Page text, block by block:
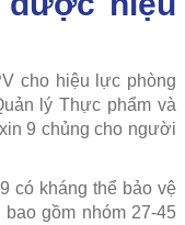
cho hiệu lực phòng
lý Thực phẩm và
9 chủng cho người
có kháng thể bảo vệ
gồm nhóm 27-45